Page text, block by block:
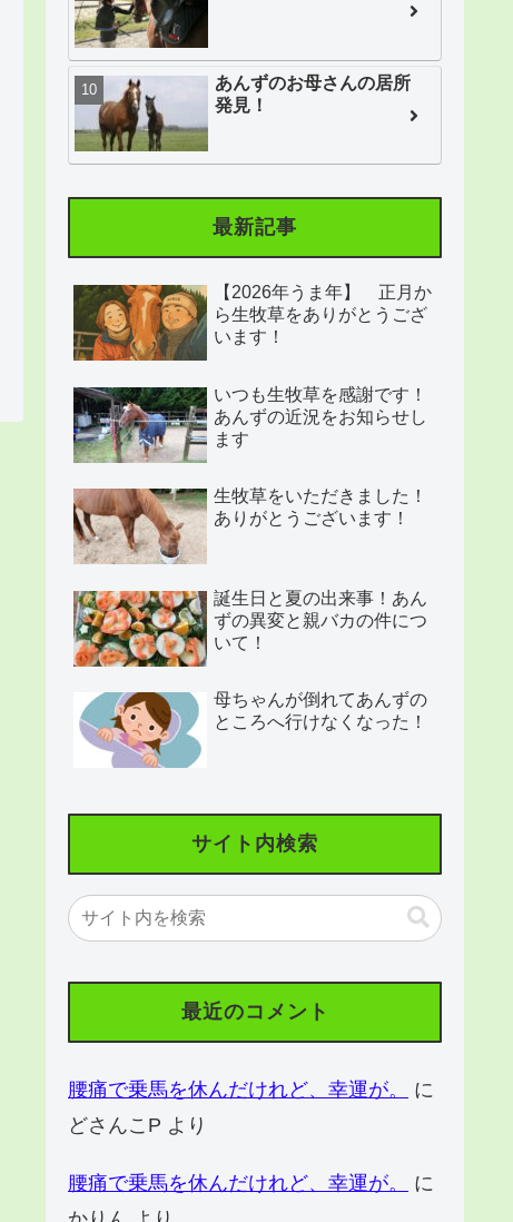
あんずのお母さんの居所
発見！
最新記事
【2026年うま年】 正月か
ら生牧草をありがとうござ
います！
いつも生牧草を感謝です！
あんずの近況をお知らせし
ます
生牧草をいただきました！
ありがとうございます！
誕生日と夏の出来事！あん
ずの異変と親バカの件につ
いて！
母ちゃんが倒れてあんずの
ところへ行けなくなった！
サイト内検索
最近のコメント
腰痛で乗馬を休んだけれど、幸運が。
に
どさんこP より
腰痛で乗馬を休んだけれど、幸運が。
に